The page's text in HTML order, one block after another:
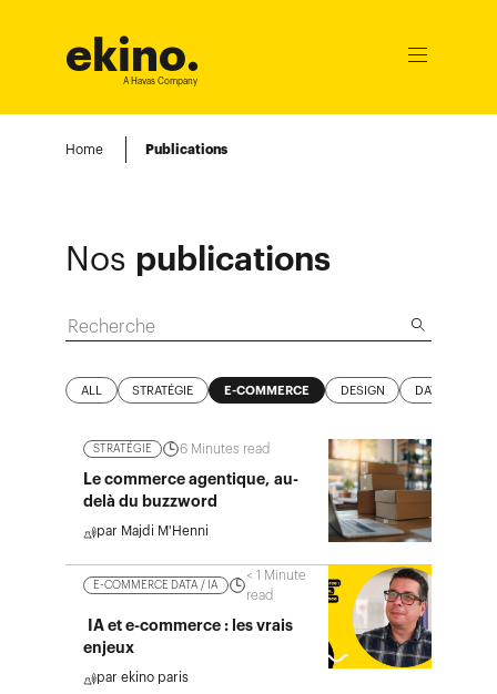
ekino.
A Havas Company
Ouvrir
Home Publications
Nos publications
ALL STRATÉGIE E-COMMERCE DESIGN DATA / IA
STRATÉGIE 6 Minutes read
Le commerce agentique, au-
delà du buzzword
par Majdi M'Henni
E-COMMERCE DATA / IA
< 1 Minute
read
IA et e-commerce : les vrais
enjeux
par ekino paris